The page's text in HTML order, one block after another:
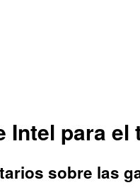
para
sobre las